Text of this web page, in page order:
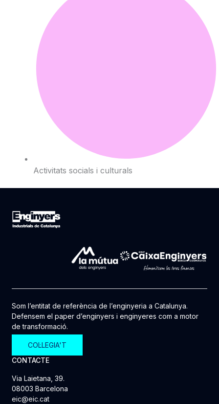
Activitats socials i culturals
Som l’entitat de referència de l’enginyeria a Catalunya.
Defensem el paper d’enginyers i enginyeres com a motor
de transformació.
COL·LEGIA'T
CONTACTE
Via Laietana, 39.
08003 Barcelona
eic@eic.cat